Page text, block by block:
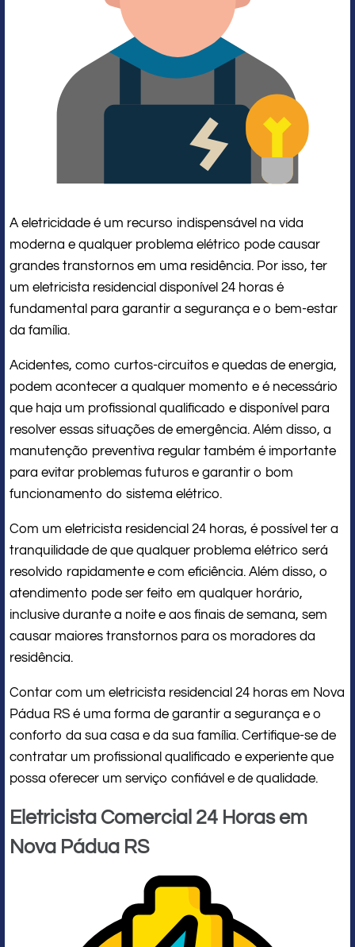
A eletricidade é um recurso indispensável na vida
moderna e qualquer problema elétrico pode causar
grandes transtornos em uma residência. Por isso, ter
um eletricista residencial disponível 24 horas é
fundamental para garantir a segurança e o bem-estar
da família.
Acidentes, como curtos-circuitos e quedas de energia,
podem acontecer a qualquer momento e é necessário
que haja um profissional qualificado e disponível para
resolver essas situações de emergência. Além disso, a
manutenção preventiva regular também é importante
para evitar problemas futuros e garantir o bom
funcionamento do sistema elétrico.
Com um eletricista residencial 24 horas, é possível ter a
tranquilidade de que qualquer problema elétrico será
resolvido rapidamente e com eficiência. Além disso, o
atendimento pode ser feito em qualquer horário,
inclusive durante a noite e aos finais de semana, sem
causar maiores transtornos para os moradores da
residência.
Contar com um eletricista residencial 24 horas em Nova
Pádua RS é uma forma de garantir a segurança e o
conforto da sua casa e da sua família. Certifique-se de
contratar um profissional qualificado e experiente que
possa oferecer um serviço confiável e de qualidade.
Eletricista Comercial 24 Horas em
Nova Pádua RS